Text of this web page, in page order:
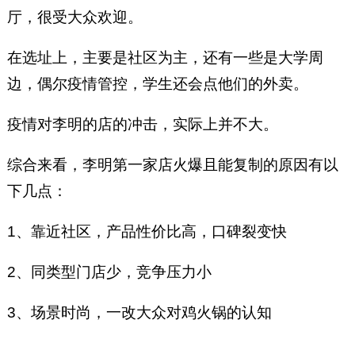
厅，很受大众欢迎。
在选址上，主要是社区为主，还有一些是大学周
边，偶尔疫情管控，学生还会点他们的外卖。
疫情对李明的店的冲击，实际上并不大。
综合来看，李明第一家店火爆且能复制的原因有以
下几点：
1、靠近社区，产品性价比高，口碑裂变快
2、同类型门店少，竞争压力小
3、场景时尚，一改大众对鸡火锅的认知